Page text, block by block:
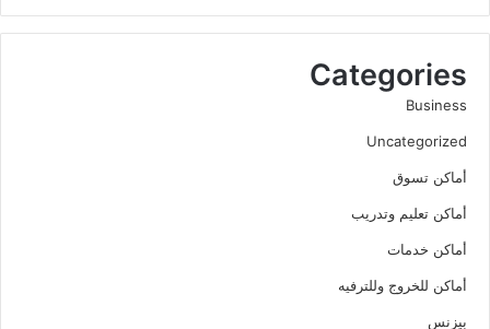
Categories
Business
Uncategorized
أماكن تسوق
أماكن تعليم وتدريب
أماكن خدمات
أماكن للخروج وللترفيه
بيزنس